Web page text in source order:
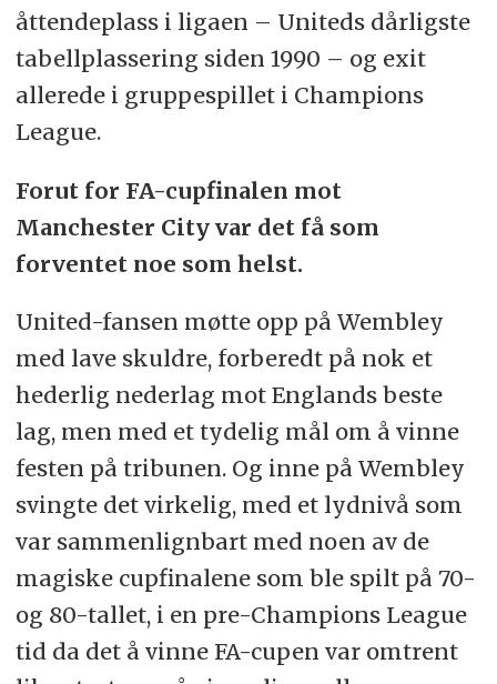
åttendeplass i ligaen – Uniteds dårligste
tabellplassering siden 1990 – og exit
allerede i gruppespillet i Champions
League.
Forut for FA-cupfinalen mot
Manchester City var det få som
forventet noe som helst.
United-fansen møtte opp på Wembley
med lave skuldre, forberedt på nok et
hederlig nederlag mot Englands beste
lag, men med et tydelig mål om å vinne
festen på tribunen. Og inne på Wembley
svingte det virkelig, med et lydnivå som
var sammenlignbart med noen av de
magiske cupfinalene som ble spilt på 70-
og 80-tallet, i en pre-Champions League
tid da det å vinne FA-cupen var omtrent